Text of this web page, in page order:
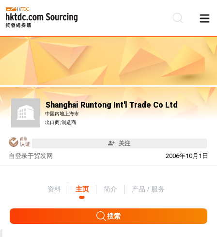
Shanghai Runtong Int'l Trade Co Ltd
中国内地上海市
出口商, 制造商
关注
自 2006年10月1日
登录于贸发网
资料 主页 简介 产品 / 服务
搜索